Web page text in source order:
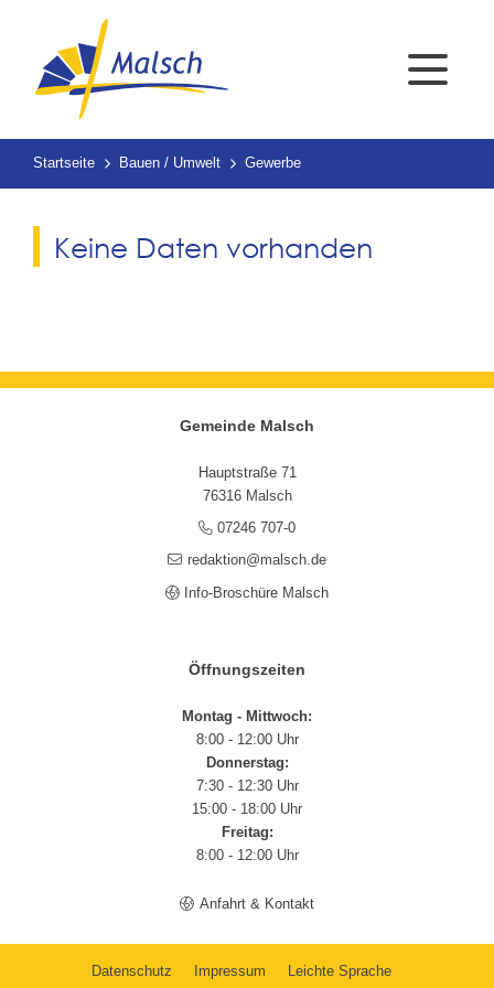
Startseite Bauen / Umwelt Gewerbe
Keine Daten vorhanden
Gemeinde Malsch
Hauptstraße 71
76316 Malsch
07246 707-0
redaktion@malsch.de
Info-Broschüre Malsch
Öffnungszeiten
Montag - Mittwoch:
8:00 - 12:00 Uhr
Donnerstag:
7:30 - 12:30 Uhr
15:00 - 18:00 Uhr
Freitag:
8:00 - 12:00 Uhr
Anfahrt & Kontakt
Datenschutz Impressum Leichte Sprache